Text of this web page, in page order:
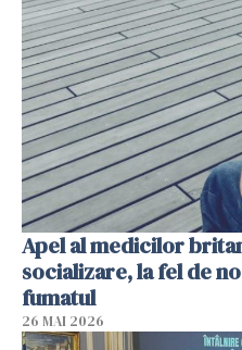
Apel al medicilor
socializare, la fel de
fumatul
26 MAI 2026